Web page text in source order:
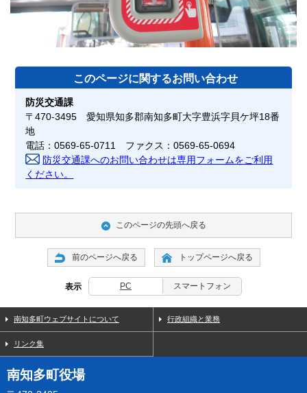
このページに関するお問い合わせ
防災交通課
〒470-3495 愛知県知多郡南知多町大字豊浜字貝ケ坪18番
地
電話：0569-65-0711 ファクス：0569-65-0694
防災交通課へのお問い合わせは専用フォームをご利用
ください。
このページの先頭へ戻る
前のページへ戻る トップページへ戻る
表示 PC スマートフォン
南知多町ウェブサイトについて 行政組織と業務
リンク集
南知多町役場